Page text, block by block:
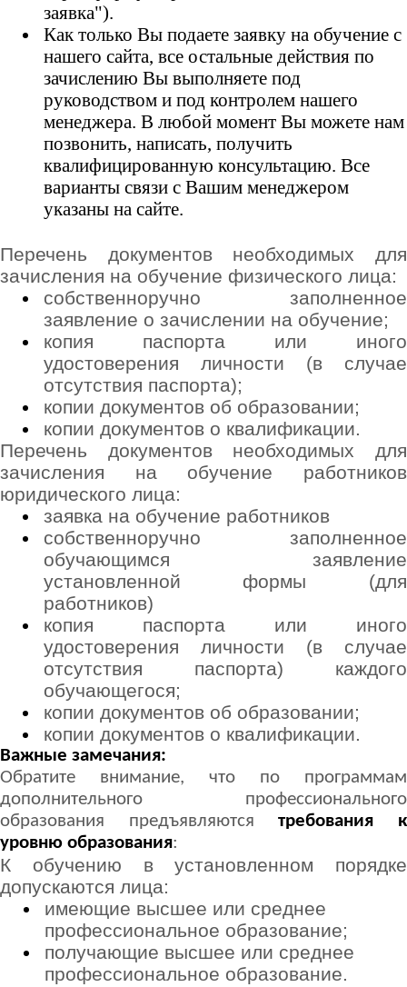
заявка").
Как только Вы подаете заявку на обучение с
нашего сайта, все остальные действия по
зачислению Вы выполняете под
руководством и под контролем нашего
менеджера. В любой момент Вы можете нам
позвонить, написать, получить
квалифицированную консультацию. Все
варианты связи с Вашим менеджером
указаны на сайте.
Перечень документов необходимых для
зачисления на обучение физического лица:
собственноручно заполненное
заявление о зачислении на обучение;
копия паспорта или иного
удостоверения личности (в случае
отсутствия паспорта);
копии документов об образовании;
копии документов о квалификации.
Перечень документов необходимых для
зачисления на обучение работников
юридического лица:
заявка на обучение работников
собственноручно заполненное
обучающимся заявление
установленной формы (для
работников)
копия паспорта или иного
удостоверения личности (в случае
отсутствия паспорта) каждого
обучающегося;
копии документов об образовании;
копии документов о квалификации.
Важные замечания:
Обратите внимание, что по программам
дополнительного профессионального
образования предъявляютсятребования к
уровню образования:
К обучению в установленном порядке
допускаются лица:
имеющие высшее или среднее
профессиональное образование;
получающие высшее или среднее
профессиональное образование.